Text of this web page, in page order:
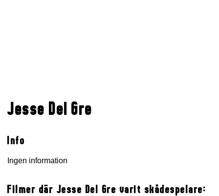
Jesse Del Gre
Info
Ingen information
Filmer där Jesse Del Gre varit skådespelare: